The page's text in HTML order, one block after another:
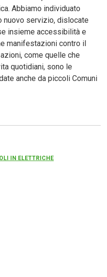
Abbiamo individuato
nuovo servizio, dislocate
insieme accessibilità e
manifestazioni contro il
come quelle che
quotidiani, sono le
anche da piccoli Comuni
IN ELETTRICHE